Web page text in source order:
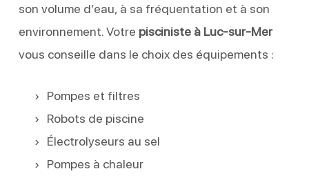
son volume d’eau, à sa fréquentation et à son
environnement. Votre pisciniste à Luc-sur-Mer
vous conseille dans le choix des équipements :
Pompes et filtres
Robots de piscine
Électrolyseurs au sel
Pompes à chaleur